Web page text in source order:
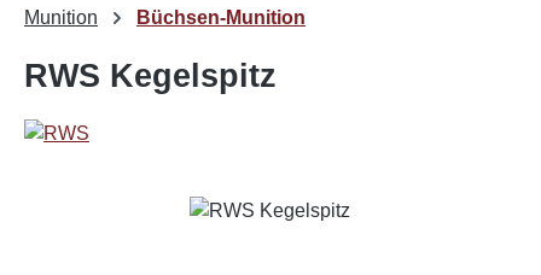
Munition Büchsen-Munition
RWS Kegelspitz
Bildergalerie überspringen